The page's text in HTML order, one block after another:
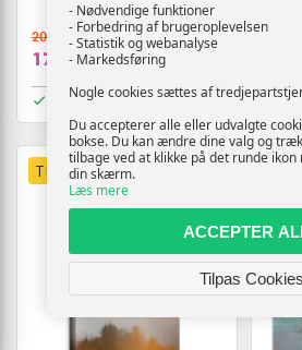
209,-
179,- Vis
På lager
209,-
TILBUD
- Nødvendige funktioner
- Forbedring af brugeroplevelsen
- Statistik og webanalyse
- Markedsføring
Nogle cookies sættes af
Du accepterer alle eller udvalgte
bokse. Du kan ændre dine valg og
tilbage ved at klikke på det runde
din skærm.
Læs mere
ACCEPTER
Tilpas Cookies